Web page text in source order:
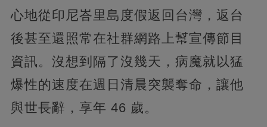
心地從印尼峇里島度假返回台灣，返台
後甚至還照常在社群網路上幫宣傳節目
資訊。沒想到隔了沒幾天，病魔就以猛
爆性的速度在週日清晨突襲奪命，讓他
與世長辭，享年 46 歲。